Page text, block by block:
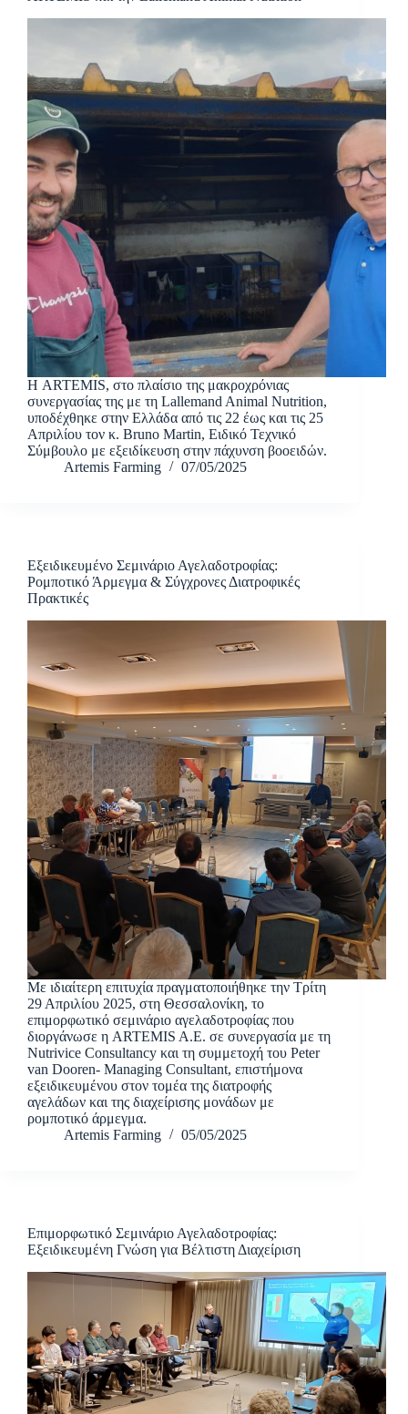
Η ARTEMIS, στο πλαίσιο της μακροχρόνιας
συνεργασίας της με τη Lallemand Animal Nutrition,
υποδέχθηκε στην Ελλάδα από τις 22 έως και τις 25
Απριλίου τον κ. Bruno Martin, Ειδικό Τεχνικό
Σύμβουλο με εξειδίκευση στην πάχυνση βοοειδών.
Artemis Farming
07/05/2025
Εξειδικευμένο Σεμινάριο Αγελαδοτροφίας:
Ρομποτικό Άρμεγμα & Σύγχρονες Διατροφικές
Πρακτικές
Με ιδιαίτερη επιτυχία πραγματοποιήθηκε την Τρίτη
29 Απριλίου 2025, στη Θεσσαλονίκη, το
επιμορφωτικό σεμινάριο αγελαδοτροφίας που
διοργάνωσε η ARTEMIS A.E. σε συνεργασία με τη
Nutrivice Consultancy και τη συμμετοχή του Peter
van Dooren- Managing Consultant, επιστήμονα
εξειδικευμένου στον τομέα της διατροφής
αγελάδων και της διαχείρισης μονάδων με
ρομποτικό άρμεγμα.
Artemis Farming
05/05/2025
Επιμορφωτικό Σεμινάριο Αγελαδοτροφίας:
Εξειδικευμένη Γνώση για Βέλτιστη Διαχείριση